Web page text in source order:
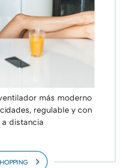
más moderno
regulable y con
distancia